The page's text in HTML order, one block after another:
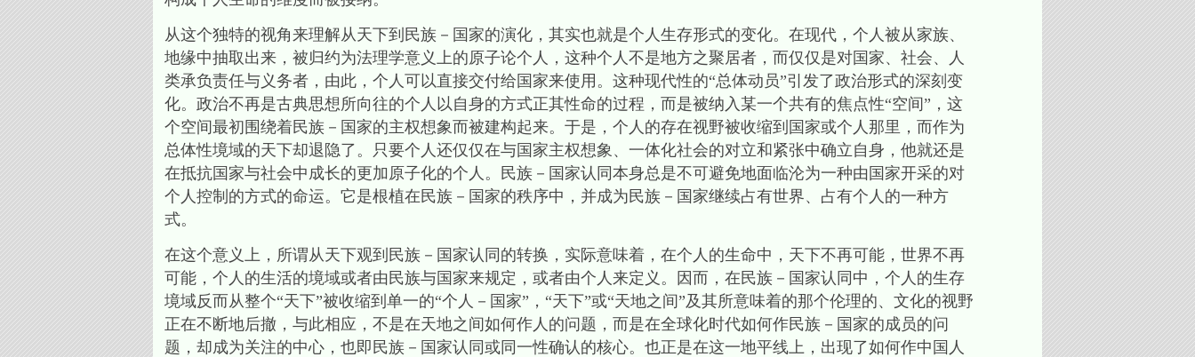
从这个独特的视角来理解从天下到民族－国家的演化，其实也就是个人生存形式的变化。在现代，个人被从家族、
地缘中抽取出来，被归约为法理学意义上的原子论个人，这种个人不是地方之聚居者，而仅仅是对国家、社会、人
类承负责任与义务者，由此，个人可以直接交付给国家来使用。这种现代性的“总体动员”引发了政治形式的深刻变
化。政治不再是古典思想所向往的个人以自身的方式正其性命的过程，而是被纳入某一个共有的焦点性“空间”，这
个空间最初围绕着民族－国家的主权想象而被建构起来。于是，个人的存在视野被收缩到国家或个人那里，而作为
总体性境域的天下却退隐了。只要个人还仅仅在与国家主权想象、一体化社会的对立和紧张中确立自身，他就还是
在抵抗国家与社会中成长的更加原子化的个人。民族－国家认同本身总是不可避免地面临沦为一种由国家开采的对
个人控制的方式的命运。它是根植在民族－国家的秩序中，并成为民族－国家继续占有世界、占有个人的一种方
式。
在这个意义上，所谓从天下观到民族－国家认同的转换，实际意味着，在个人的生命中，天下不再可能，世界不再
可能，个人的生活的境域或者由民族与国家来规定，或者由个人来定义。因而，在民族－国家认同中，个人的生存
境域反而从整个“天下”被收缩到单一的“个人－国家”，“天下”或“天地之间”及其所意味着的那个伦理的、文化的视野
正在不断地后撤，与此相应，不是在天地之间如何作人的问题，而是在全球化时代如何作民族－国家的成员的问
题，却成为关注的中心，也即民族－国家认同或同一性确认的核心。也正是在这一地平线上，出现了如何作中国人